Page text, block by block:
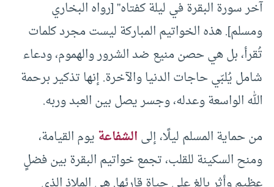
آخر سورة البقرة في ليلة كفتاه” [رواه البخاري
ومسلم]. هذه الخواتيم المباركة ليست مجرد كلمات
تُقرأ، بل هي حصن منيع ضد الشرور والهموم، ودعاء
شامل يُلبّي حاجات الدنيا والآخرة. إنها تذكير برحمة
الله الواسعة وعدله، وجسر يصل بين العبد وربه.
من حماية المسلم ليلًا، إلىالشفاعةيوم القيامة،
ومنح السكينة للقلب، تجمع خواتيم البقرة بين فضلٍ